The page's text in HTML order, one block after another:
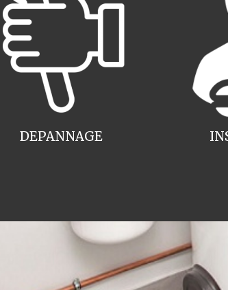
DEPANNAGE